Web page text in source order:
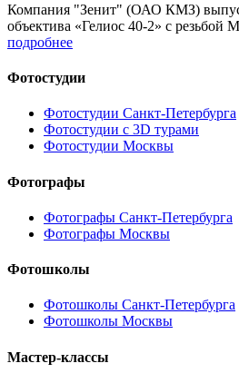
Компания "Зенит" (ОАО КМЗ)
объектива «Гелиос 40-2» с резьбой
подробнее
Фотостудии
Фотостудии Санкт-Петербурга
Фотостудии с 3D турами
Фотостудии Москвы
Фотографы
Фотографы Санкт-Петербурга
Фотографы Москвы
Фотошколы
Фотошколы Санкт-Петербурга
Фотошколы Москвы
Мастер-классы